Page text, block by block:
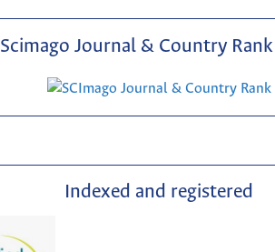
Scimago Journal & Country Rank
Indexed and registered